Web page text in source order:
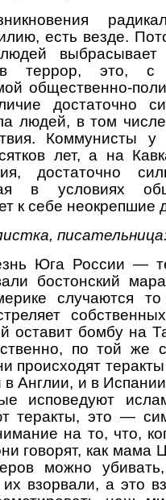
есть везде.
в террор, это, с
общественно-
достаточно
людей, в том
Коммунисты
лет, а на
достаточно
в условиях
к себе неокрепшие
Юга России —
бостонский
случаются
оставит бомбу на
по той же
происходят
Англии, и в
исповедуют
теракты, это —
на то, что,
говорят, как мама
можно
взорвали, а это